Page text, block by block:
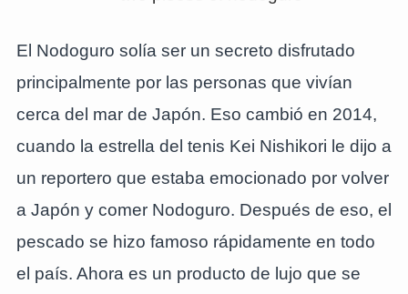
El Nodoguro solía ser un secreto disfrutado
principalmente por las personas que vivían
cerca del mar de Japón. Eso cambió en 2014,
cuando la estrella del tenis Kei Nishikori le dijo a
un reportero que estaba emocionado por volver
a Japón y comer Nodoguro. Después de eso, el
pescado se hizo famoso rápidamente en todo
el país. Ahora es un producto de lujo que se